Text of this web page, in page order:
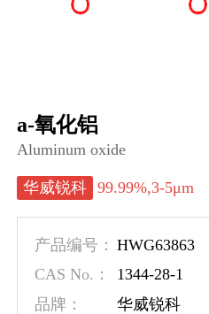
a-氧化铝
Aluminum oxide
华威锐科 99.99%,3-5μm
产品编号： HWG63863
CAS No.：
1344-28-1
品牌：
华威锐科